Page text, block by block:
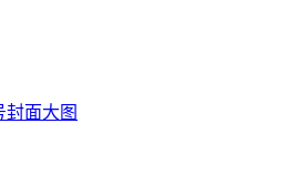
封面大图